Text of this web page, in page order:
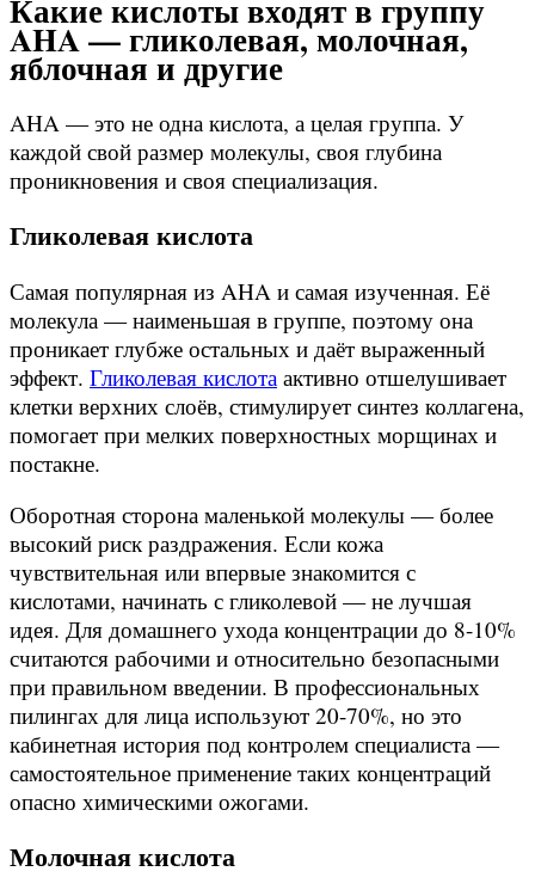
Какие кислоты входят в группу
AHA — гликолевая, молочная,
яблочная и другие
AHA — это не одна кислота, а целая группа. У
каждой свой размер молекулы, своя глубина
проникновения и своя специализация.
Гликолевая кислота
Самая популярная из AHA и самая изученная. Её
молекула — наименьшая в группе, поэтому она
проникает глубже остальных и даёт выраженный
эффект. Гликолевая кислота активно отшелушивает
клетки верхних слоёв, стимулирует синтез коллагена,
помогает при мелких поверхностных морщинах и
постакне.
Оборотная сторона маленькой молекулы — более
высокий риск раздражения. Если кожа
чувствительная или впервые знакомится с
кислотами, начинать с гликолевой — не лучшая
идея. Для домашнего ухода концентрации до 8-10%
считаются рабочими и относительно безопасными
при правильном введении. В профессиональных
пилингах для лица используют 20-70%, но это
кабинетная история под контролем специалиста —
самостоятельное применение таких концентраций
опасно химическими ожогами.
Молочная кислота